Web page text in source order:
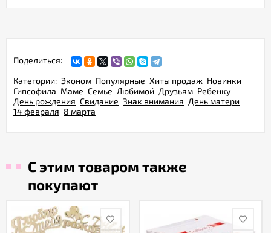
Поделиться:
Категории: Эконом Популярные Хиты продаж Новинки
Гипсофила Маме Семье Любимой Друзьям Ребенку
День рождения Свидание Знак внимания День матери
14 февраля 8 марта
С этим товаром также
покупают